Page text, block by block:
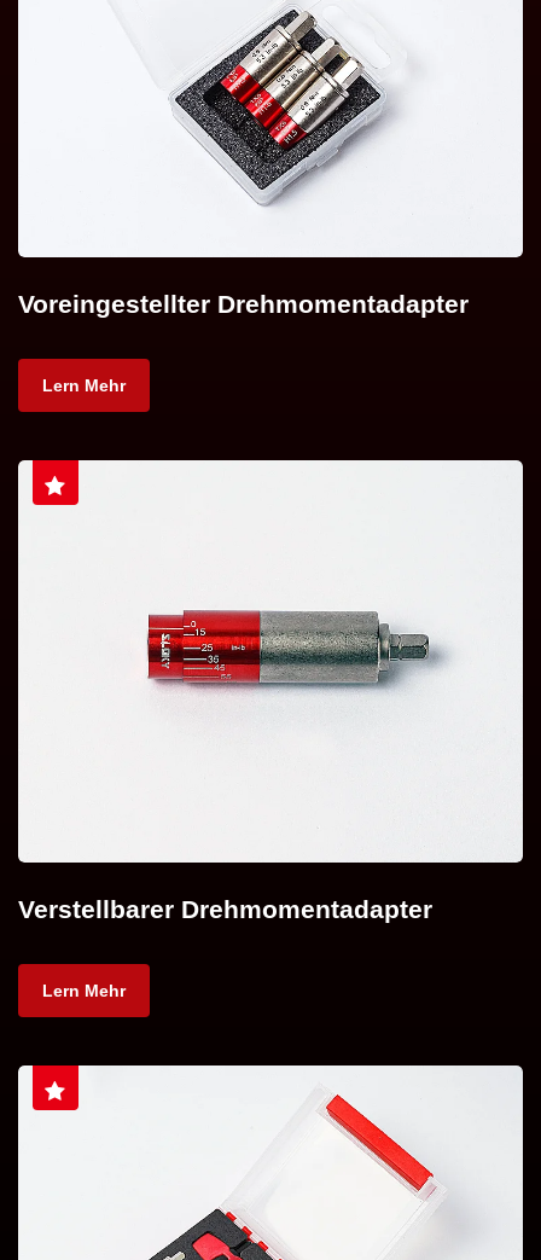
Voreingestellter Drehmomentadapter
Lern Mehr
Verstellbarer Drehmomentadapter
Lern Mehr